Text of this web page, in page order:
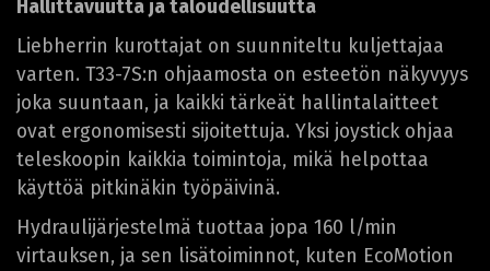
Hallittavuutta ja taloudellisuutta
Liebherrin kurottajat on suunniteltu kuljettajaa
varten. T33-7S:n ohjaamosta on esteetön näkyvyys
joka suuntaan, ja kaikki tärkeät hallintalaitteet
ovat ergonomisesti sijoitettuja. Yksi joystick ohjaa
teleskoopin kaikkia toimintoja, mikä helpottaa
käyttöä pitkinäkin työpäivinä.
Hydraulijärjestelmä tuottaa jopa 160 l/min
virtauksen, ja sen lisätoiminnot, kuten EcoMotion